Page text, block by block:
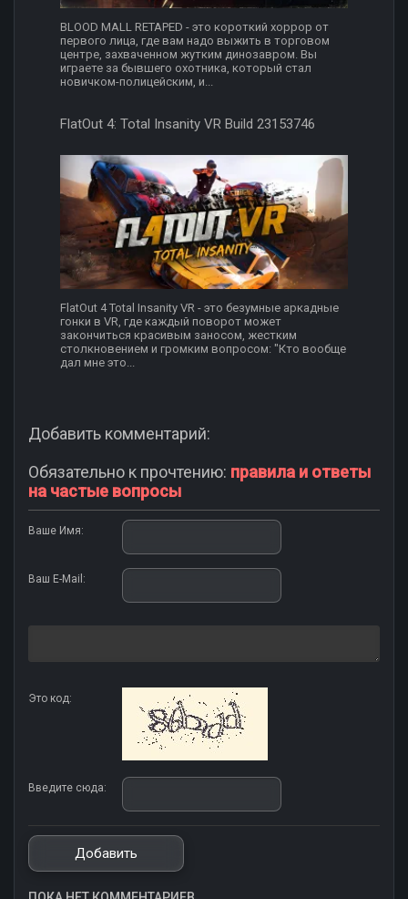
BLOOD MALL RETAPED - это короткий хоррор от
первого лица, где вам надо выжить в торговом
центре, захваченном жутким динозавром. Вы
играете за бывшего охотника, который стал
новичком-полицейским, и...
FlatOut 4: Total Insanity VR Build 23153746
FlatOut 4 Total Insanity VR - это безумные аркадные
гонки в VR, где каждый поворот может
закончиться красивым заносом, жестким
столкновением и громким вопросом: "Кто вообще
дал мне это...
Добавить комментарий:
Обязательно к прочтению: правила и ответы
на частые вопросы
Ваше Имя:
Ваш E-Mail:
Это код:
Введите сюда: